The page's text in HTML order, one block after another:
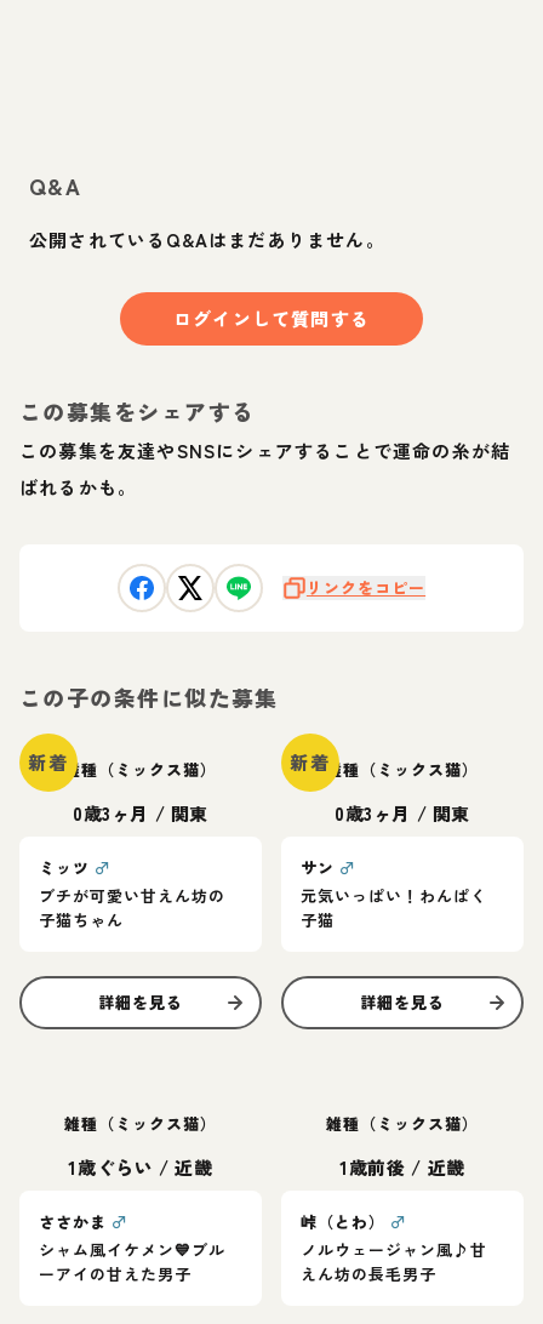
Q&A
公開されているQ&Aはまだありません。
ログインして質問する
この募集をシェアする
この募集を友達やSNSにシェアすることで運命の糸が結
ばれるかも。
リンクをコピー
この子の条件に似た募集
新着雑種（ミックス猫）
0歳3ヶ月 / 関東
ミッツ ♂
ブチが可愛い甘えん坊の
子猫ちゃん
詳細を見る
新着雑種（ミックス猫）
0歳3ヶ月 / 関東
サン ♂
元気いっぱい！わんぱく
子猫
詳細を見る
雑種（ミックス猫）
1歳ぐらい /近畿
ささかま ♂
シャム風イケメン💙ブル
ーアイの甘えた男子
雑種（ミックス猫）
1歳前後 / 近畿
峠（とわ）
♂
ノルウェージャン風♪甘
えん坊の長毛男子